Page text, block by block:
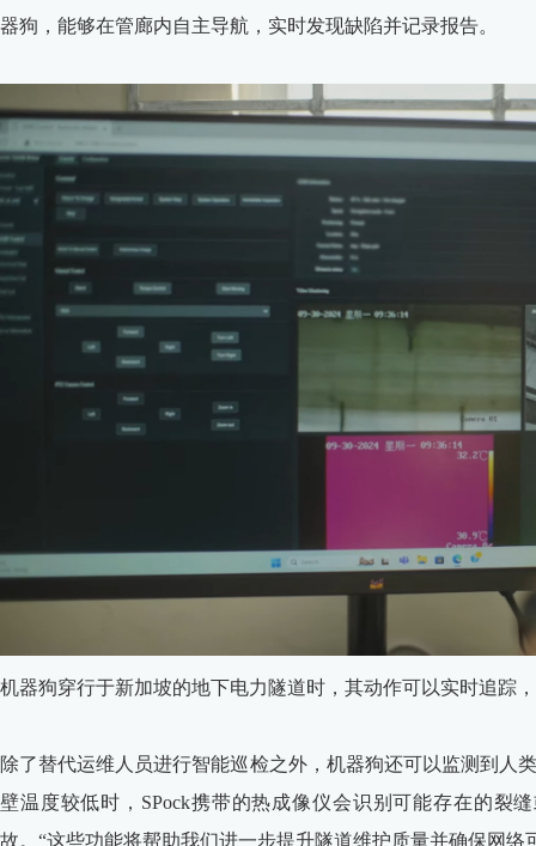
器狗，能够在管廊内自主导航，实时发现缺陷并记录报告。
机器狗穿行于新加坡的地下电力隧道时，其动作可以实时追踪
除了替代运维人员进行智能巡检之外，机器狗还可以监测到人
壁温度较低时，SPock携带的热成像仪会识别可能存在的裂
故。“这些功能将帮助我们进一步提升隧道维护质量并确保网络